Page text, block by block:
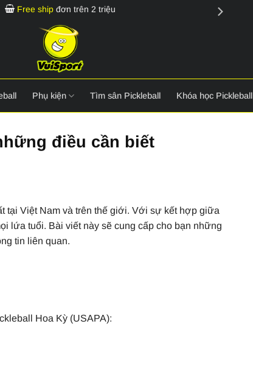
Free ship đơn trên 2 triệu
Phụ kiện Tìm sân Pickleball Khóa học Pickleball
điều cần biết
tại Việt Nam và trên thế giới. Với sự kết hợp giữa
lứa tuổi. Bài viết này sẽ cung cấp cho bạn những
tin liên quan.
Hoa Kỳ (USAPA):